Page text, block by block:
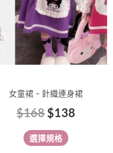
女童裙 – 針織連身裙
$168$138
選擇規格
式。
可
在
產
面
選
擇
選